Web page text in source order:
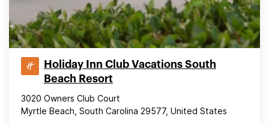
Holiday Inn Club Vacations South
Beach Resort
3020 Owners Club Court
Myrtle Beach, South Carolina 29577, United States